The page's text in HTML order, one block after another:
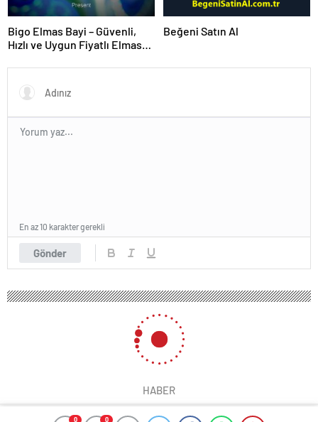
0 0
Bigo Elmas Bayi – Güvenli,
Hızlı ve Uygun Fiyatlı Elmas
Beğeni Satın Al
Gönder
En az 10 karakter gerekli
HABER